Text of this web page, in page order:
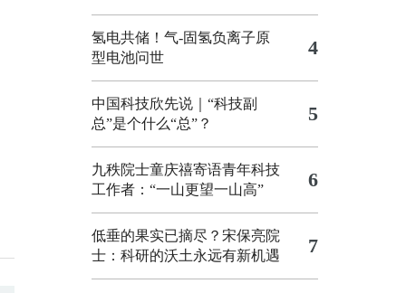
氢电共储！气-固氢负离子原
型电池问世
4
中国科技欣先说｜“科技副
总”是个什么“总”？
5
九秩院士童庆禧寄语青年科技
工作者：“一山更望一山高”
6
低垂的果实已摘尽？宋保亮院
士：科研的沃土永远有新机遇
7